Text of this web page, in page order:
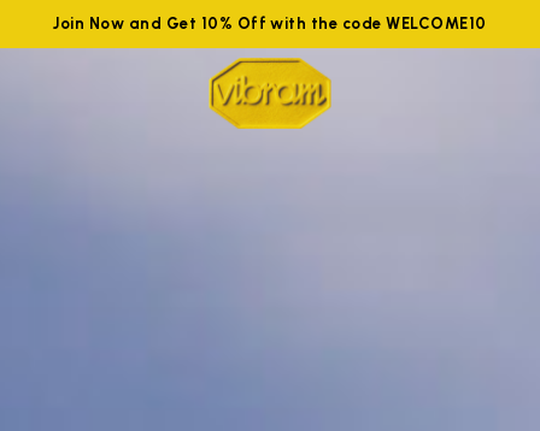
Join Now and Get 10% Off with the code WELCOME10